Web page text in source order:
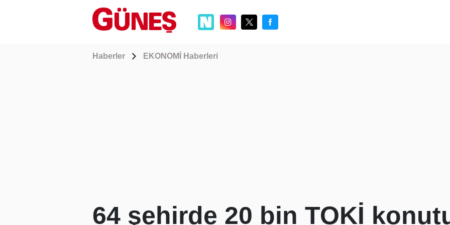
Haberler EKONOMİ Haberleri
64 şehirde 20 bin TOKİ